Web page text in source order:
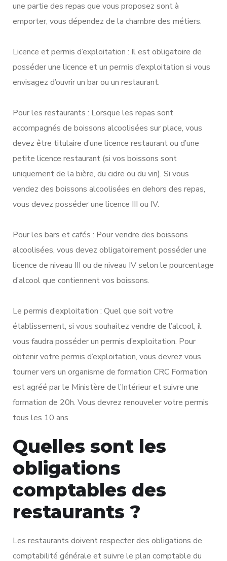
une partie des repas que vous proposez sont à
emporter, vous dépendez de la chambre des métiers.
Licence et permis d’exploitation : Il est obligatoire de
posséder une licence et un permis d’exploitation si vous
envisagez d’ouvrir un bar ou un restaurant.
Pour les restaurants : Lorsque les repas sont
accompagnés de boissons alcoolisées sur place, vous
devez être titulaire d’une licence restaurant ou d’une
petite licence restaurant (si vos boissons sont
uniquement de la bière, du cidre ou du vin). Si vous
vendez des boissons alcoolisées en dehors des repas,
vous devez posséder une licence III ou IV.
Pour les bars et cafés : Pour vendre des boissons
alcoolisées, vous devez obligatoirement posséder une
licence de niveau III ou de niveau IV selon le pourcentage
d’alcool que contiennent vos boissons.
Le permis d’exploitation : Quel que soit votre
établissement, si vous souhaitez vendre de l’alcool, il
vous faudra posséder un permis d’exploitation. Pour
obtenir votre permis d’exploitation, vous devrez vous
tourner vers un organisme de formation CRC Formation
est agréé par le Ministère de l’Intérieur et suivre une
formation de 20h. Vous devrez renouveler votre permis
tous les 10 ans.
Quelles sont les
obligations
comptables des
restaurants ?
Les restaurants doivent respecter des obligations de
comptabilité générale et suivre le plan comptable du